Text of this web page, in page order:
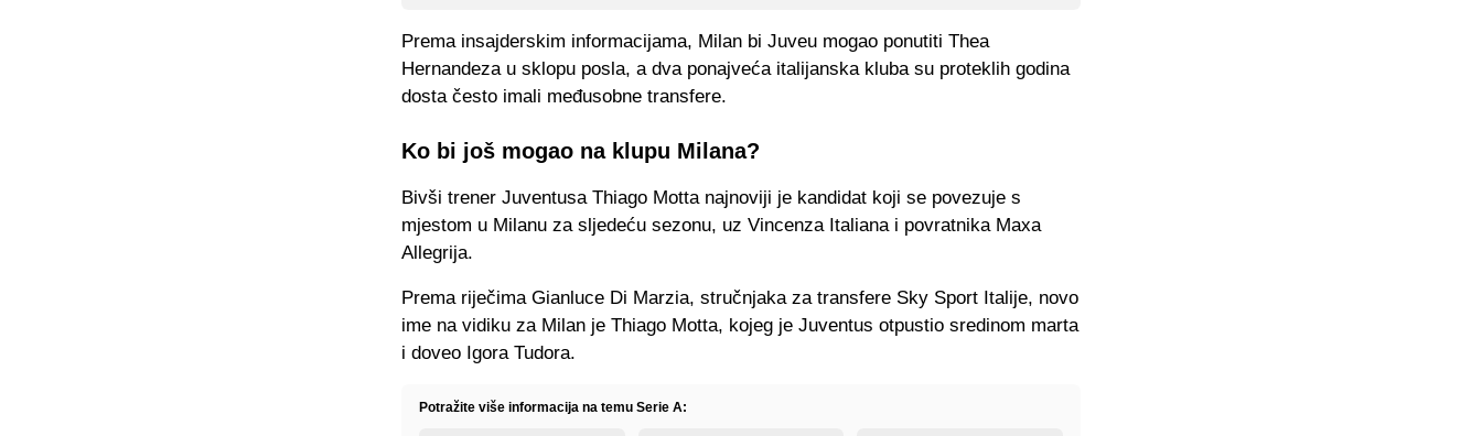
Prema insajderskim informacijama, Milan bi Juveu mogao ponutiti Thea
Hernandeza u sklopu posla, a dva ponajveća italijanska kluba su proteklih godina
dosta često imali međusobne transfere.
Ko bi još mogao na klupu Milana?
Bivši trener Juventusa Thiago Motta najnoviji je kandidat koji se povezuje s
mjestom u Milanu za sljedeću sezonu, uz Vincenza Italiana i povratnika Maxa
Allegrija.
Prema riječima Gianluce Di Marzia, stručnjaka za transfere Sky Sport Italije, novo
ime na vidiku za Milan je Thiago Motta, kojeg je Juventus otpustio sredinom marta
i doveo Igora Tudora.
Potražite više informacija na temu Serie A: